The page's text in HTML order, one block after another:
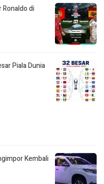
Ronaldo di
Piala Dunia
Kembali